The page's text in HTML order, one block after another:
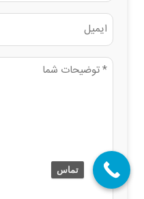
ایمیل
توضیحات
تماس